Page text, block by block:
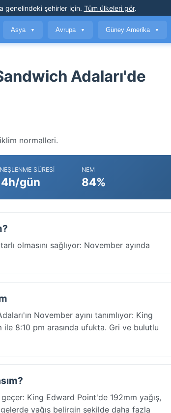
genelindeki şehirler için. Tüm ülkeleri gör.
Asya ▼ Avrupa ▼ Güney Amerika ▼
Adaları'de
normalleri.
SÜRESI
gün
NEM
84%
olmasını sağlıyor: November ayında
November ayını tanımlıyor: King
8:10 pm arasında ufukta. Gri ve bulutlu
King Edward Point'de 192mm yağış,
yağış belirgin şekilde daha fazla